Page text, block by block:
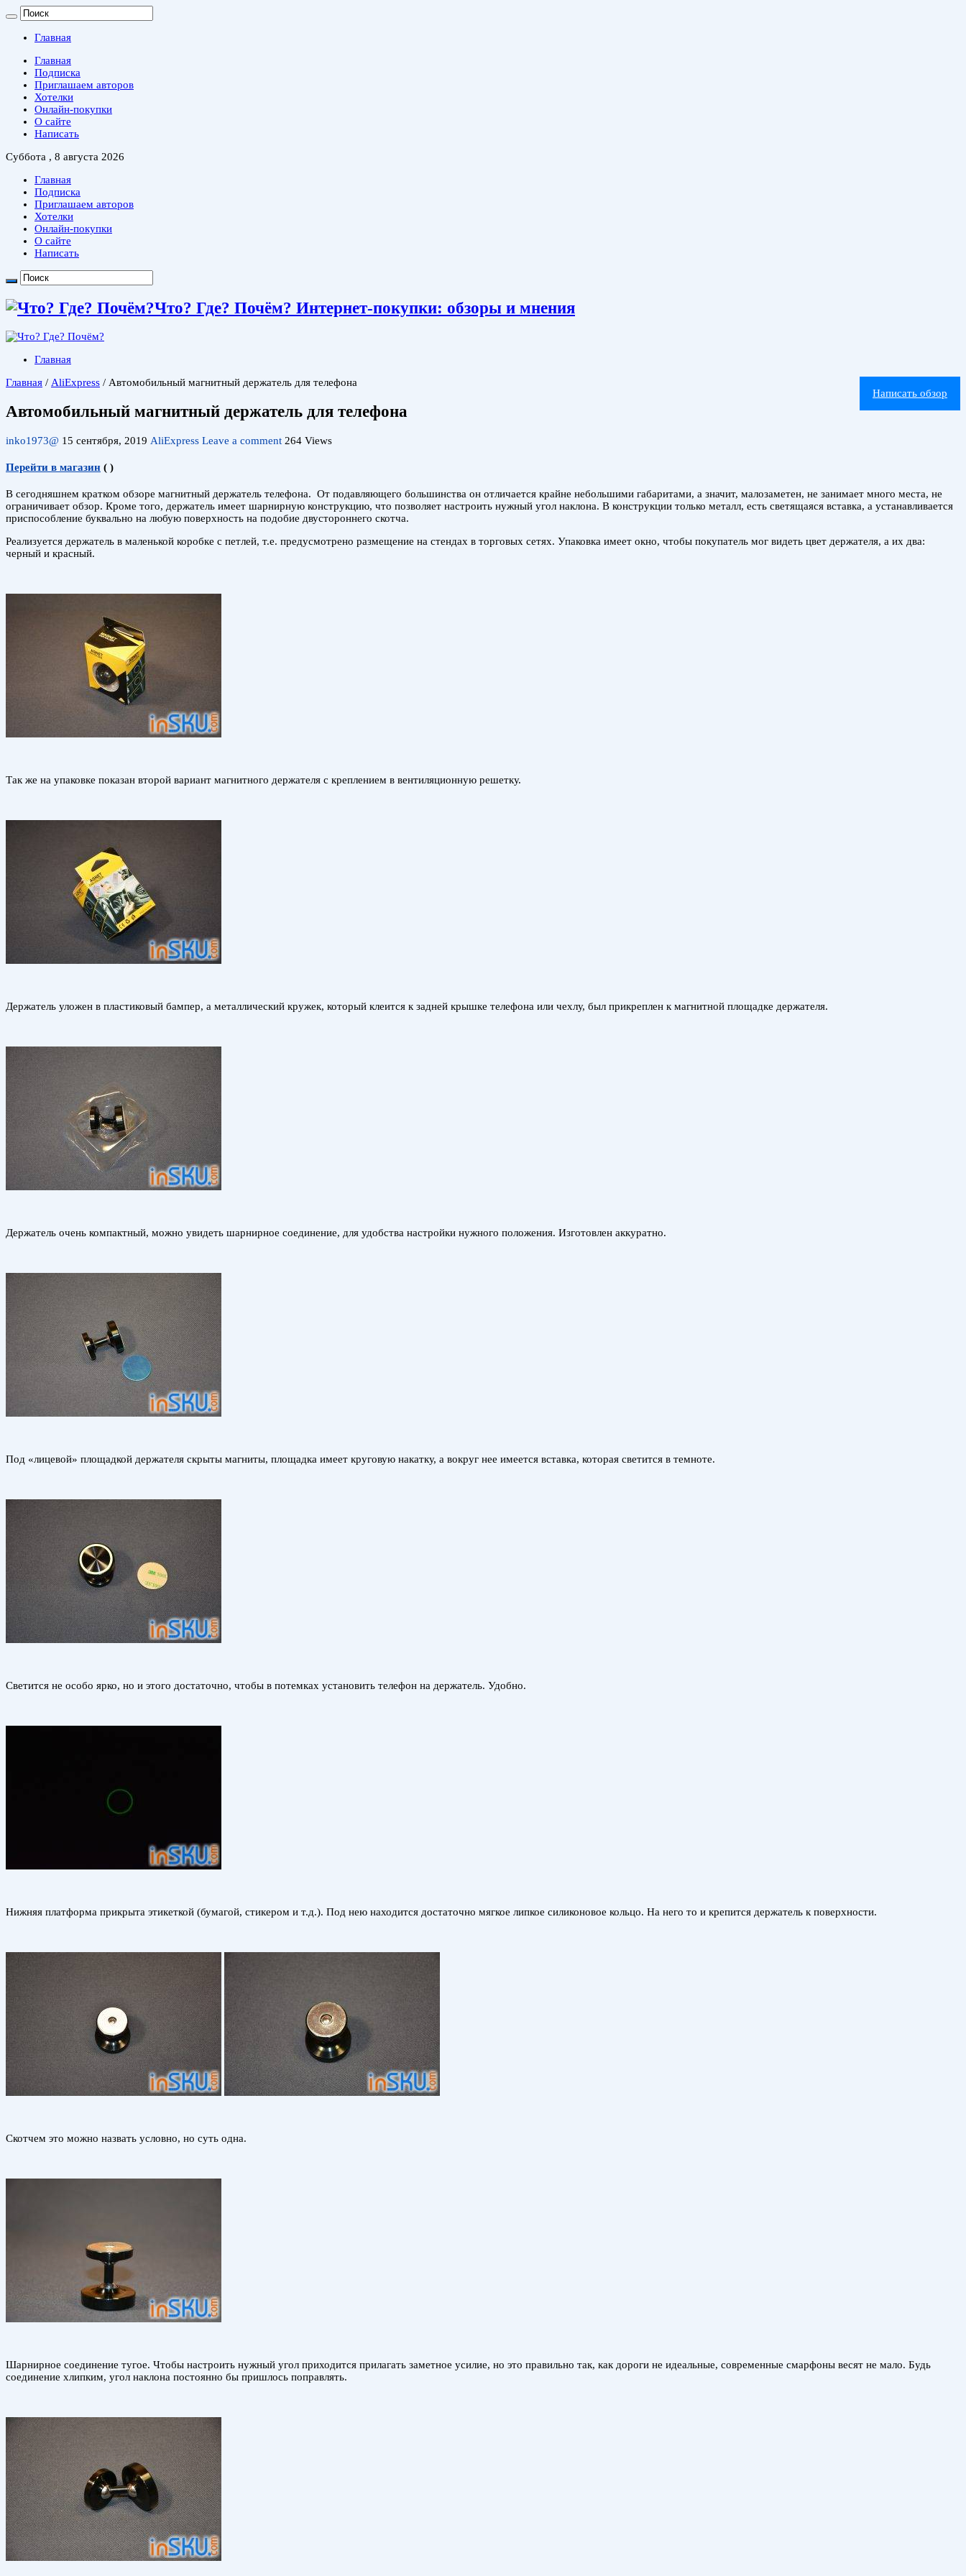
Главная
Главная
Подписка
Приглашаем авторов
Хотелки
Онлайн-покупки
О сайте
Написать
Суббота , 8 августа 2026
Главная
Подписка
Приглашаем авторов
Хотелки
Онлайн-покупки
О сайте
Написать
Что? Где? Почём? Интернет-покупки: обзоры и мнения
Главная
Написать обзор
Главная / AliExpress / Автомобильный магнитный держатель для телефона
Автомобильный магнитный держатель для телефона
inko1973@ 15 сентября, 2019 AliExpress Leave a comment 264 Views
Перейти в магазин ( )
В сегодняшнем кратком обзоре магнитный держатель телефона. От подавляющего большинства он отличается крайне небольшими габаритами, а значит, малозаметен, не занимает много места, не
ограничивает обзор. Кроме того, держатель имеет шарнирную конструкцию, что позволяет настроить нужный угол наклона. В конструкции только металл, есть светящаяся вставка, а устанавливается
приспособление буквально на любую поверхность на подобие двустороннего скотча.
Реализуется держатель в маленькой коробке с петлей, т.е. предусмотрено размещение на стендах в торговых сетях. Упаковка имеет окно, чтобы покупатель мог видеть цвет держателя, а их два:
черный и красный.
Так же на упаковке показан второй вариант магнитного держателя с креплением в вентиляционную решетку.
Держатель уложен в пластиковый бампер, а металлический кружек, который клеится к задней крышке телефона или чехлу, был прикреплен к магнитной площадке держателя.
Держатель очень компактный, можно увидеть шарнирное соединение, для удобства настройки нужного положения. Изготовлен аккуратно.
Под «лицевой» площадкой держателя скрыты магниты, площадка имеет круговую накатку, а вокруг нее имеется вставка, которая светится в темноте.
Светится не особо ярко, но и этого достаточно, чтобы в потемках установить телефон на держатель. Удобно.
Нижняя платформа прикрыта этикеткой (бумагой, стикером и т.д.). Под нею находится достаточно мягкое липкое силиконовое кольцо. На него то и крепится держатель к поверхности.
Скотчем это можно назвать условно, но суть одна.
Шарнирное соединение тугое. Чтобы настроить нужный угол приходится прилагать заметное усилие, но это правильно так, как дороги не идеальные, современные смарфоны весят не мало. Будь
соединение хлипким, угол наклона постоянно бы пришлось поправлять.